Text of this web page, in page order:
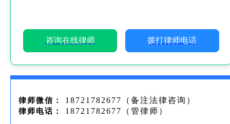
咨询在线律师 拨打律师电话
律师微信： 18721782677（备注法律咨询）
律师电话： 18721782677（管律师）